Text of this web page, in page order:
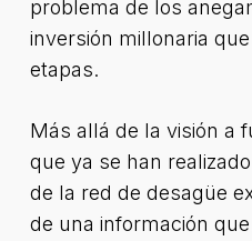
problema de los
inversión millonaria
etapas.
Más allá de la visión a
que ya se han
de la red de desagüe
de una información